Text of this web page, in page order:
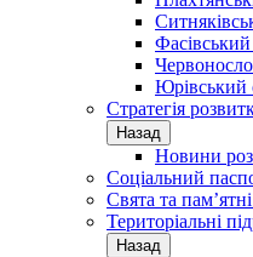
Юрівський
Стратегія
Назад
Новини
Соціальний
Свята та
Територіальні
Назад